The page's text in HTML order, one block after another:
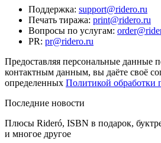
Поддержка: support@ridero.ru
Печать тиража: print@ridero.ru
Вопросы по услугам:
PR: pr@ridero.ru
Предоставляя персональные данные
контактным данным, вы даёте своё
определенных Политикой обработки
Последние новости
Плюсы Rideró, ISBN в подарок,
и многое другое